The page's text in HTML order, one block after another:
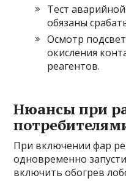
Тест
обязаны
Осмотр
окисления
реагентов.
Нюансы при
При включении фар
одновременно
включить обогрев